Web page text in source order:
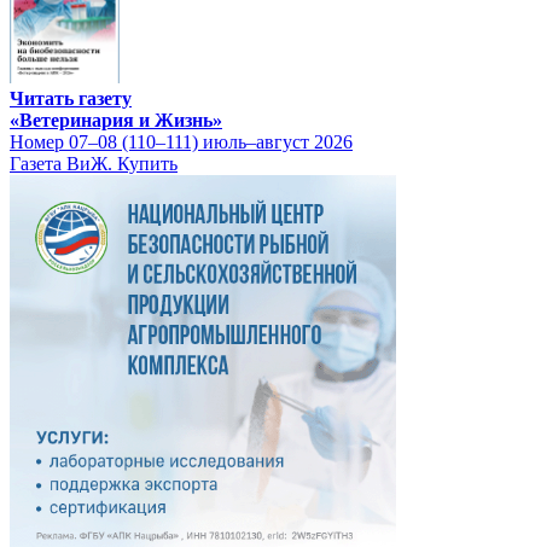
Читать газету
«Ветеринария и Жизнь»
Номер 07–08 (110–111) июль–август 2026
Газета ВиЖ. Купить